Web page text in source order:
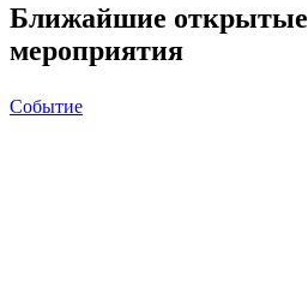
Ближайшие открытые
мероприятия
Событие